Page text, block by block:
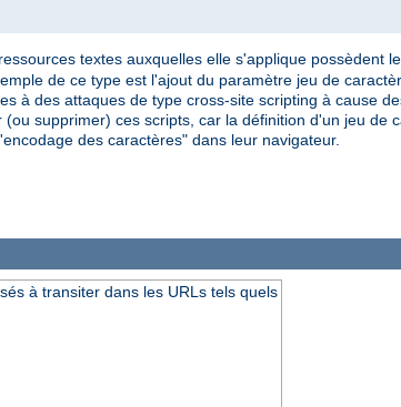
textes auxquelles elle s'applique possèdent
de ce type est l'ajout du paramètre jeu de
à des attaques de type cross-site scripting à cause
supprimer) ces scripts, car la définition d'un jeu de
des caractères" dans leur navigateur.
à transiter dans les URLs tels quels